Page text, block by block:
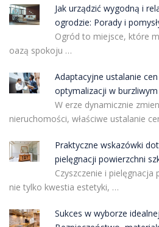
Jak urządzić wygodną i
ogrodzie: Porady i
Ogród to miejsce, które
oazą spokoju …
Adaptacyjne ustalanie
optymalizacji w
W erze dynamicznie
nieruchomości, właściwe ustalanie
Praktyczne wskazówki
pielęgnacji powierzchni
Czyszczenie i
nie tylko kwestia estetyki, …
Sukces w wyborze